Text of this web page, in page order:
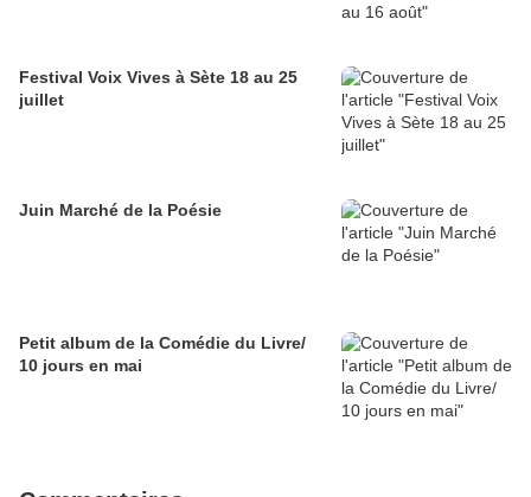
Festival Voix Vives à Sète 18 au 25
juillet
Juin Marché de la Poésie
Petit album de la Comédie du Livre/
10 jours en mai